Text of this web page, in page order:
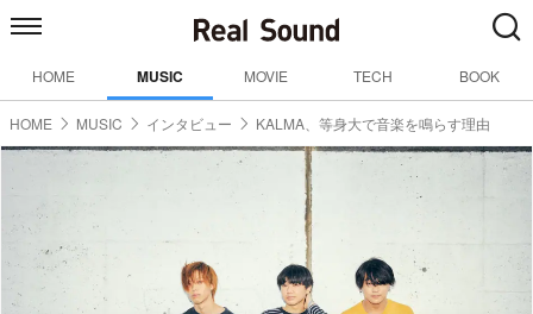
HOME MUSIC MOVIE TECH BOOK
HOME MUSIC インタビュー KALMA、等身大で音楽を鳴らす理由